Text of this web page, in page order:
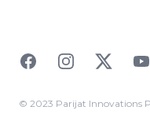
FacebookInstagramTwitter
© 2023 Parijat Innovations